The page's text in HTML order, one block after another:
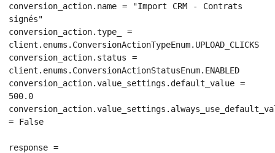
conversion_action.name = "Import CRM - Contrats
signés"
conversion_action.type_ =
client.enums.ConversionActionTypeEnum.UPLOAD_CLICKS
conversion_action.status =
client.enums.ConversionActionStatusEnum.ENABLED
conversion_action.value_settings.default_value =
500.0
= False
response =